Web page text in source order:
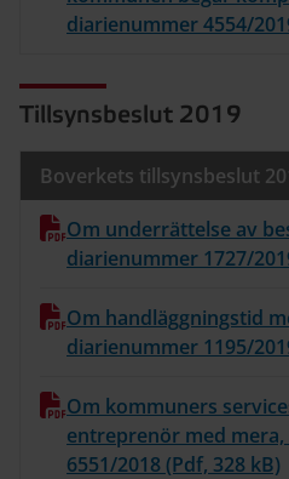
diarienummer 4554/
Tillsynsbeslut 2019
Boverkets tillsynsbeslut
Om underrättelse av
diarienummer 1727/
Om handläggningstid
diarienummer 1195/
Om kommuners
entreprenör med
6551/2018 (Pdf, 328 kB)